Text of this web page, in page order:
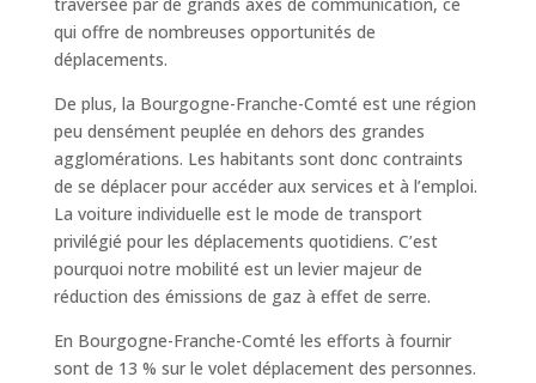
qui offre de nombreuses opportunités de
déplacements.
De plus, la Bourgogne-Franche-Comté est une région
peu densément peuplée en dehors des grandes
agglomérations. Les habitants sont donc contraints
de se déplacer pour accéder aux services et à l’emploi.
La voiture individuelle est le mode de transport
privilégié pour les déplacements quotidiens. C’est
pourquoi notre mobilité est un levier majeur de
réduction des émissions de gaz à effet de serre.
En Bourgogne-Franche-Comté les efforts à fournir
sont de 13 % sur le volet déplacement des personnes.